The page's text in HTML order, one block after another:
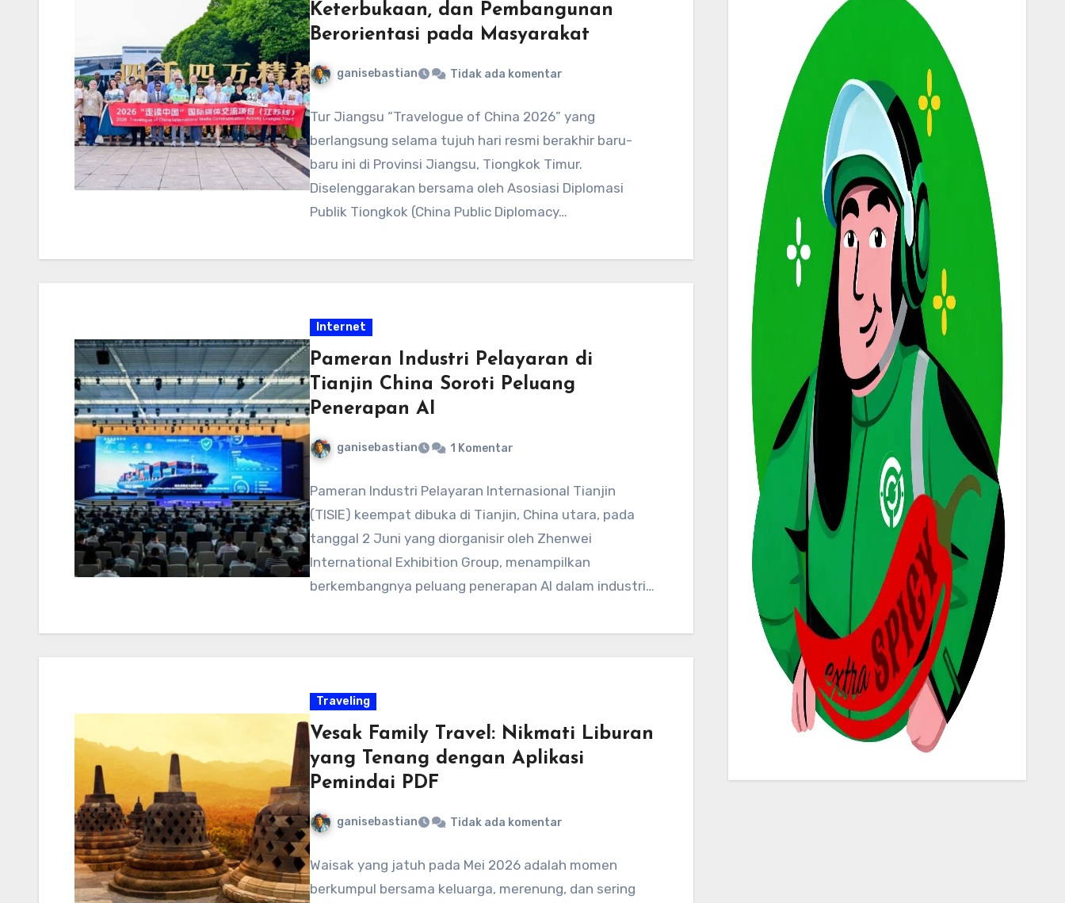
Keterbukaan, dan Pembangunan
Berorientasi pada Masyarakat
ganisebastian Tidak ada komentar
Tur Jiangsu “Travelogue of China 2026” yang
berlangsung selama tujuh hari resmi berakhir baru-
baru ini di Provinsi Jiangsu, Tiongkok Timur.
Diselenggarakan bersama oleh Asosiasi Diplomasi
Publik Tiongkok (China Public Diplomacy…
Internet
Pameran Industri Pelayaran di
Tianjin China Soroti Peluang
Penerapan AI
ganisebastian 1 Komentar
Pameran Industri Pelayaran Internasional Tianjin
(TISIE) keempat dibuka di Tianjin, China utara, pada
tanggal 2 Juni yang diorganisir oleh Zhenwei
International Exhibition Group, menampilkan
berkembangnya peluang penerapan AI dalam industri…
Traveling
Vesak Family Travel: Nikmati Liburan
yang Tenang dengan Aplikasi
Pemindai PDF
ganisebastian Tidak ada komentar
Waisak yang jatuh pada Mei 2026 adalah momen
berkumpul bersama keluarga, merenung, dan sering